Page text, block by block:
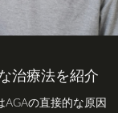
治療法を紹介
の直接的な原因